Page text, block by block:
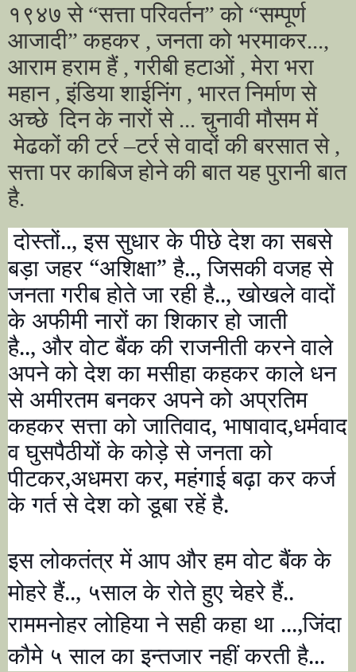
१९४७ से “सत्ता परिवर्तन” को “सम्पूर्ण
आजादी” कहकर , जनता को भरमाकर...,
आराम हराम हैं , गरीबी हटाओं , मेरा भरा
महान , इंडिया शाईनिंग , भारत निर्माण से
अच्छे दिन के नारों से ... चुनावी मौसम में
मेढकों की टर्र –टर्र से वादों की बरसात से ,
सत्ता पर काबिज होने की बात यह पुरानी बात
है.
दोस्तों..,इस सुधार के पीछे देश का सबसे
बड़ा जहर “अशिक्षा”है..,जिसकी वजह से
जनता गरीब होते जा रही है..,खोखले वादों
के अफीमी नारों का शिकार हो जाती
है.., और वोट बैंक की राजनीती करने वाले
अपने को देश का मसीहा कहकर काले धन
से अमीरतम बनकर अपने को अप्रतिम
कहकर सत्ता को जातिवाद, भाषावाद,धर्मवाद
व घुसपैठीयों के कोड़े से जनता को
पीटकर,अधमरा कर,महंगाई बढ़ा कर कर्ज
के गर्त से देश को डूबा रहें है.
इस लोकतंत्र में आप और हम वोट बैंक के
मोहरे हैं.., ५साल के रोते हुए चेहरे हैं..
राममनोहर लोहिया ने सही कहा था ...,जिंदा
कौमे ५ साल का इन्तजार नहीं करती है...